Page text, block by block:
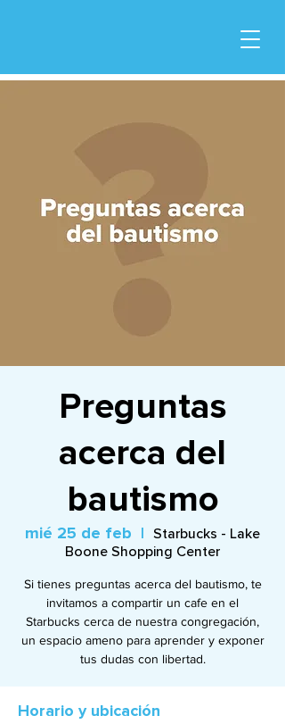
Preguntas
acerca del
bautismo
mié 25 de feb
  |
Starbucks - Lake
Boone Shopping Center
Si tienes preguntas acerca del bautismo, te
invitamos a compartir un cafe en el
Starbucks cerca de nuestra congregación,
un espacio ameno para aprender y exponer
tus dudas con libertad.
Horario y ubicación